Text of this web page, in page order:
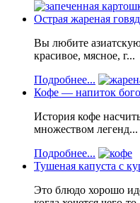
Острая жареная
Вы любите
красивое, мясное, г...
Подробнее...
Кофе — напиток
История кофе
множеством легенд...
Подробнее...
Тушеная капуста с
Это блюдо хорошо